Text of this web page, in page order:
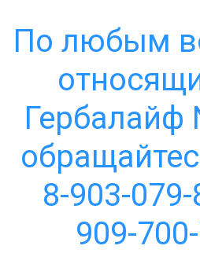
По любым
Гербалайф
8-903-
909-